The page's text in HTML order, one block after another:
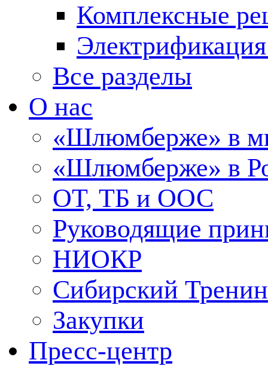
Комплексные
Все разделы
О нас
«Шлюмберже» в
«Шлюмберже» в
ОТ, ТБ и ООС
Руководящие
НИОКР
Сибирский
Закупки
Пресс-центр